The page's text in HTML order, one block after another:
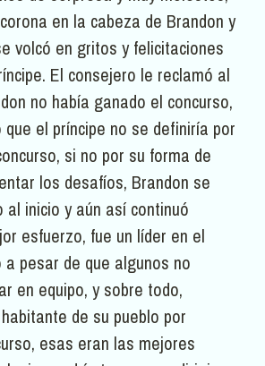
en la cabeza de Brandon y
volcó en gritos y felicitaciones
El consejero le reclamó al
no había ganado el concurso,
el príncipe no se definiría por
si no por su forma de
los desafíos, Brandon se
al inicio y aún así continuó
esfuerzo, fue un líder en el
pesar de que algunos no
en equipo, y sobre todo,
de su pueblo por
esas eran las mejores